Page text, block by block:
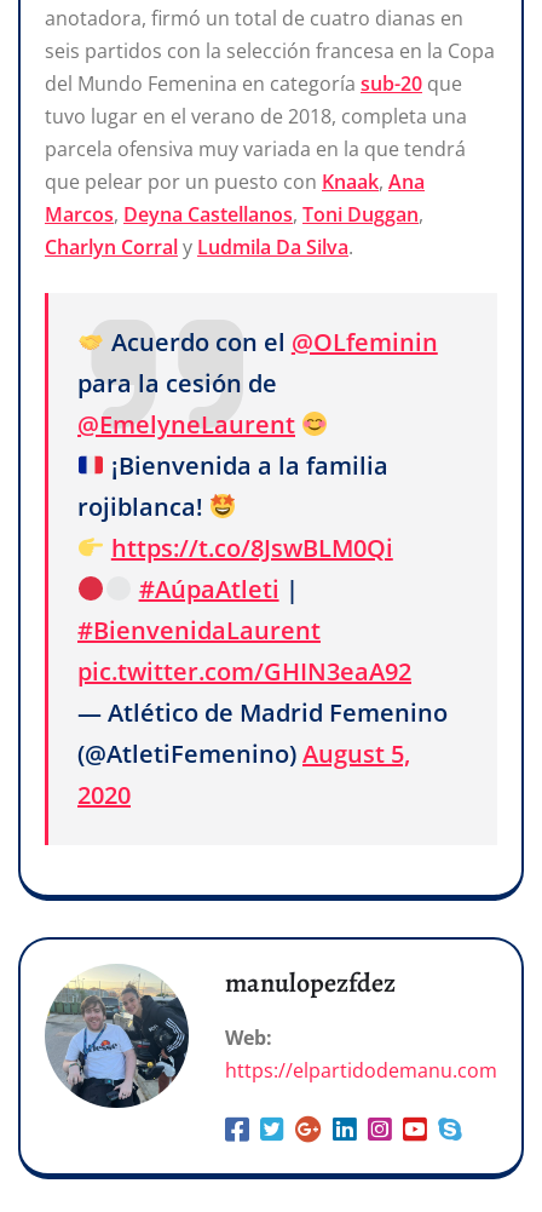
anotadora, firmó un total de cuatro dianas en
seis partidos con la selección francesa en la Copa
del Mundo Femenina en categoría sub-20 que
tuvo lugar en el verano de 2018, completa una
parcela ofensiva muy variada en la que tendrá
que pelear por un puesto con Knaak, Ana
Marcos, Deyna Castellanos, Toni Duggan,
Charlyn Corraly Ludmila Da Silva.
Acuerdo con el @OLfeminin
para la cesión de
@EmelyneLaurent
¡Bienvenida a la familia
rojiblanca!
https://t.co/8JswBLM0Qi
#AúpaAtleti |
#BienvenidaLaurent
pic.twitter.com/GHIN3eaA92
— Atlético de Madrid Femenino
(@AtletiFemenino)August 5,
2020
manulopezfdez
Web:
https://elpartidodemanu.com